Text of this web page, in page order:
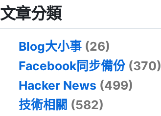
文章分類
Blog大小事 (26)
Facebook同步備份 (370)
Hacker News (499)
技術相關 (582)